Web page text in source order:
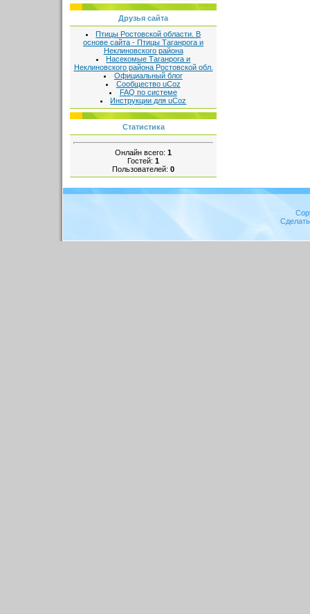
Друзья сайта
Птицы Ростовской области. В
основе сайта - Птицы Таганрога и
Неклиновского района
Насекомые Таганрога и
Неклиновского района Ростовской обл.
Официальный блог
Сообщество uCoz
FAQ по системе
Инструкции для uCoz
Статистика
Онлайн всего: 1
Гостей: 1
Пользователей: 0